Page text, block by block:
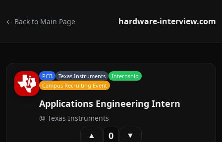
← Back to Main Page hardware-interview.com
PCB Texas Instruments
Internship
Campus Recruiting Event
Applications Engineering Intern
@ Texas Instruments
▲ 0 ▼